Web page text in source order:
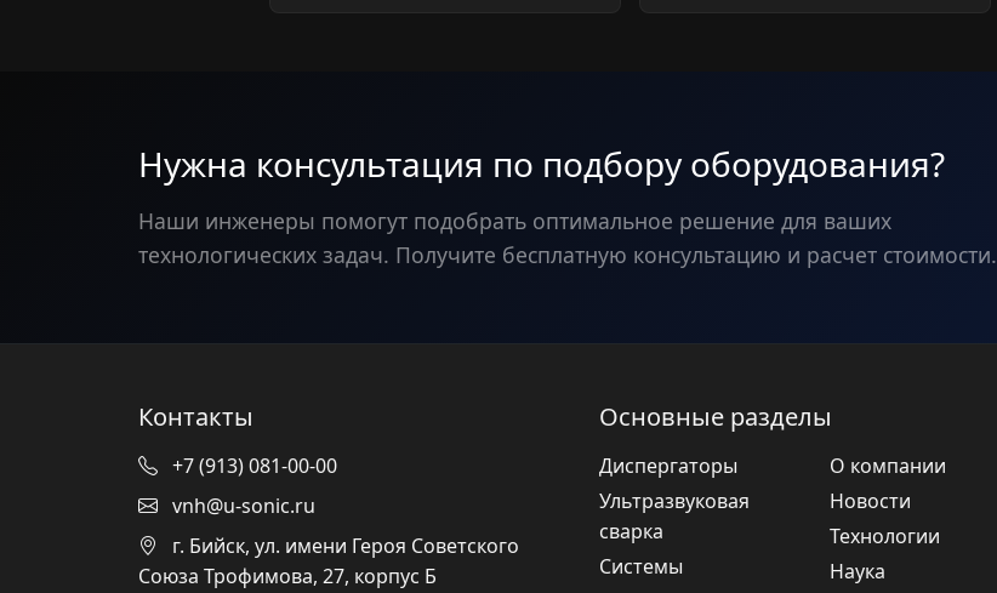
Нужна консультация по подбору оборудования?
Наши инженеры помогут подобрать оптимальное решение для ваших
технологических задач. Получите бесплатную консультацию и расчет стоимости.
Контакты
+7 (913) 081-00-00
vnh@u-sonic.ru
г. Бийск, ул. имени Героя Советского
Союза Трофимова, 27, корпус Б
Основные разделы
Диспергаторы
Ультразвуковая
сварка
Системы
О компании
Новости
Технологии
Наука